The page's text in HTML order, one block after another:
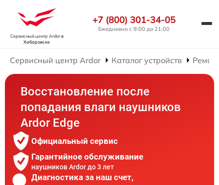
Сервисный центр Ardorв
Хабаровске
+7 (800) 301-34-05
Ежедневно с 9:00 до 21:00
Сервисный центр Ardor Каталог устройств
Восстановление после
попадания влаги наушников
Ardor Edge
Официальный сервис
Гарантийное обслуживание
наушников Ardor до 3 лет
Диагностика за наш счет,